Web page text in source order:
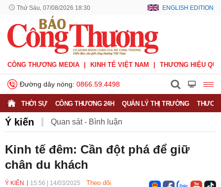
Thứ Sáu, 07/08/2026 18:30 ENGLISH EDITION
CÔNG THƯƠNG MEDIA KINH TẾ VIỆT NAM THƯƠNG HIỆU
Đường dây nóng: 0866.59.4498
THỜI SỰ CÔNG THƯƠNG 24H QUẢN LÝ THỊ TRƯỜNG
Ý kiến Quan sát - Bình luận
Người tốt - Việc tốt
Kinh tế đêm: Cần đột phá để giữ
chân du khách
Ý KIẾN 15:56 14/03/2025
Theo dõi